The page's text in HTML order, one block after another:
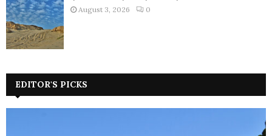
August 3, 2026 0
EDITOR'S PICKS